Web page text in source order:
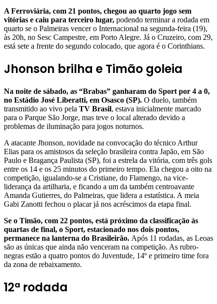
A Ferroviária, com 21 pontos, chegou ao quarto jogo sem
vitórias e caiu para terceiro lugar, podendo terminar a rodada em
quarto se o Palmeiras vencer o Internacional na segunda-feira (19),
às 20h, no Sesc Campestre, em Porto Alegre. Já o Cruzeiro, com 29,
está sete a frente do segundo colocado, que agora é o Corinthians.
Jhonson brilha e Timão goleia
Na noite de sábado, as “Brabas” ganharam do Sport por 4 a 0,
no Estádio José Liberatti, em Osasco (SP). O duelo, também
transmitido ao vivo pela TV Brasil, estava inicialmente marcado
para o Parque São Jorge, mas teve o local alterado devido a
problemas de iluminação para jogos noturnos.
A atacante Jhonson, novidade na convocação do técnico Arthur
Elias para os amistosos da seleção brasileira contra Japão, em São
Paulo e Bragança Paulista (SP), foi a estrela da vitória, com três gols
entre os 14 e os 25 minutos do primeiro tempo. Ela chegou a oito na
competição, igualando-se a Cristiane, do Flamengo, na vice-
liderança da artilharia, e ficando a um da também centroavante
Amanda Gutierres, do Palmeiras, que lidera a estatística. A meia
Gabi Zanotti fechou o placar já nos acréscimos da etapa final.
Se o Timão, com 22 pontos, está próximo da classificação às
quartas de final, o Sport, estacionado nos dois pontos,
permanece na lanterna do Brasileirão. Após 11 rodadas, as Leoas
são as únicas que ainda não venceram na competição. As rubro-
negras estão a quatro pontos do Juventude, 14º e primeiro time fora
da zona de rebaixamento.
12ª rodada